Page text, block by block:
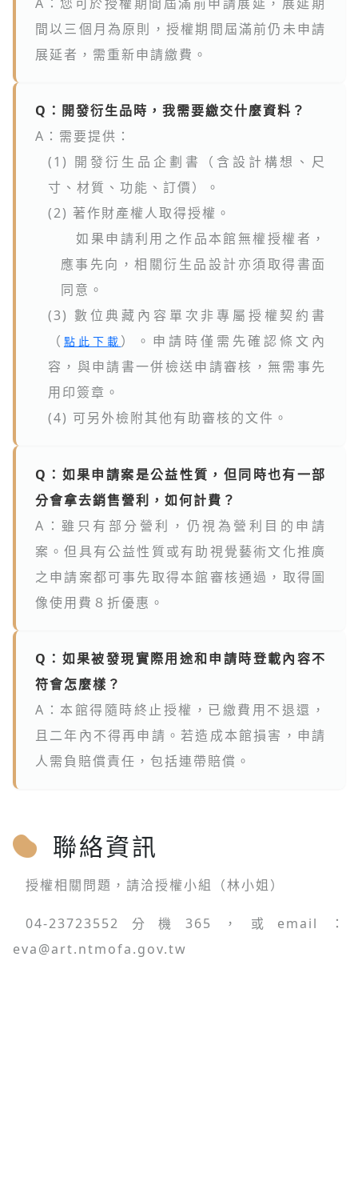
間以三個月為原則，授權期間屆滿前仍未申請
展延者，需重新申請繳費。
Q：開發衍生品時，我需要繳交什麼資料？
A：需要提供：
(1) 開發衍生品企劃書（含設計構想、尺
寸、材質、功能、訂價）。
(2) 著作財產權人取得授權。
如果申請利用之作品本館無權授權者，
應事先向，相關衍生品設計亦須取得書面
同意。
(3) 數位典藏內容單次非專屬授權契約書
（ 點此下載 ）。申請時僅需先確認條文內
容，與申請書一併檢送申請審核，無需事先
用印簽章。
(4) 可另外檢附其他有助審核的文件。
Q：如果申請案是公益性質，但同時也有一部
分會拿去銷售營利，如何計費？
A：雖只有部分營利，仍視為營利目的申請
案。但具有公益性質或有助視覺藝術文化推廣
之申請案都可事先取得本館審核通過，取得圖
像使用費８折優惠。
Q：如果被發現實際用途和申請時登載內容不
符會怎麼樣？
A：本館得隨時終止授權，已繳費用不退還，
且二年內不得再申請。若造成本館損害，申請
人需負賠償責任，包括連帶賠償。
聯絡資訊
授權相關問題，請洽授權小組（林小姐）
04-23723552分機365，或email：
eva@art.ntmofa.gov.tw